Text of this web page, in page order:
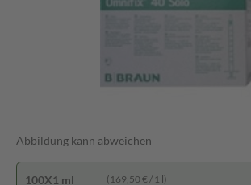
Abbildung kann abweichen
100X1 ml (169,50 € / 1 l)